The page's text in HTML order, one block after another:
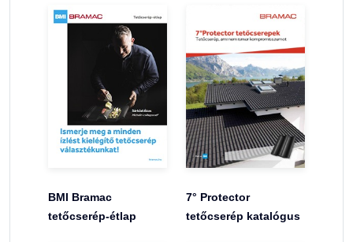
BMI Bramac
tetőcserép-étlap
7° Protector
tetőcserép katalógus